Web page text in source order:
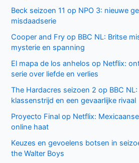
Beck seizoen 11 op NPO 3: nieuwe
misdaadserie
Cooper and Fry op BBC NL: Britse
mysterie en spanning
El mapa de los anhelos op Netflix:
serie over liefde en verlies
The Hardacres seizoen 2 op BBC
klassenstrijd en een gevaarlijke rivaal
Proyecto Final op Netflix:
online haat
Keuzes en gevoelens botsen in
the Walter Boys